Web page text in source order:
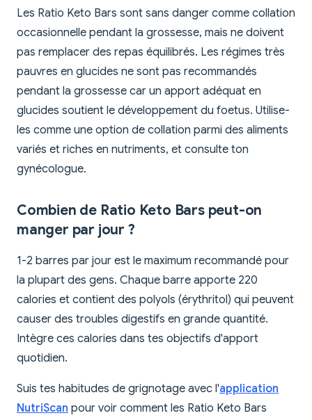
Les Ratio Keto Bars sont sans danger comme collation
occasionnelle pendant la grossesse, mais ne doivent
pas remplacer des repas équilibrés. Les régimes très
pauvres en glucides ne sont pas recommandés
pendant la grossesse car un apport adéquat en
glucides soutient le développement du foetus. Utilise-
les comme une option de collation parmi des aliments
variés et riches en nutriments, et consulte ton
gynécologue.
Combien de Ratio Keto Bars peut-on
manger par jour ?
1-2 barres par jour est le maximum recommandé pour
la plupart des gens. Chaque barre apporte 220
calories et contient des polyols (érythritol) qui peuvent
causer des troubles digestifs en grande quantité.
Intègre ces calories dans tes objectifs d'apport
quotidien.
Suis tes habitudes de grignotage avec l'application
NutriScan pour voir comment les Ratio Keto Bars